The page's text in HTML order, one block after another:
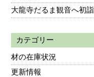
大龍寺だるま観音へ初詣
カテゴリー
材の在庫状況
更新情報